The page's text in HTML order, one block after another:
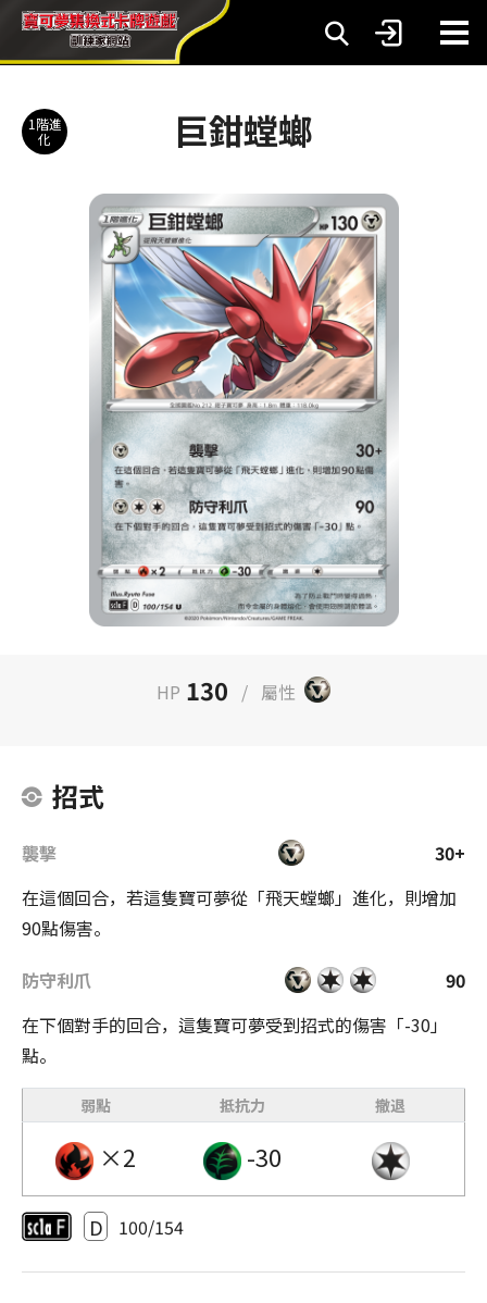
1階進
化
巨鉗螳螂
HP 130 / 屬性
招式
襲擊
30+
在這個回合，若這隻寶可夢從「飛天螳螂」進化，則增加
90點傷害。
防守利爪
90
在下個對手的回合，這隻寶可夢受到招式的傷害「-30」
點。
弱點 抵抗力 撤退
×2 -30
D 100/154